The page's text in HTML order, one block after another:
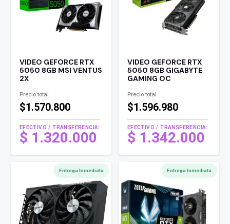
VIDEO GEFORCE RTX
5050 8GB MSI VENTUS
2X
Precio total
$1.570.800
EFECTIVO / TRANSFERENCIA:
$ 1.320.000
VIDEO GEFORCE RTX
5050 8GB GIGABYTE
GAMING OC
Precio total
$1.596.980
EFECTIVO / TRANSFERENCIA:
$ 1.342.000
Entrega Inmediata Entrega Inmediata